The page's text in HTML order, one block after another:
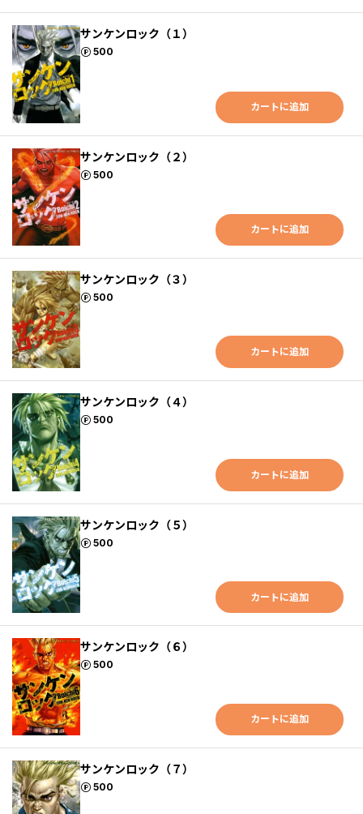
サンケンロック（１）
500
ポイント
カートに追加
サンケンロック（２）
500
ポイント
カートに追加
サンケンロック（３）
500
ポイント
カートに追加
サンケンロック（４）
500
ポイント
カートに追加
サンケンロック（５）
500
ポイント
カートに追加
サンケンロック（６）
500
ポイント
カートに追加
サンケンロック（７）
500
ポイント